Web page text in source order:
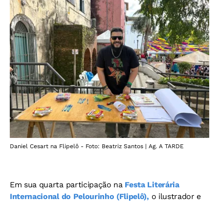
Daniel Cesart na Flipelô - Foto: Beatriz Santos | Ag. A TARDE
Em sua quarta participação na Festa Literária
Internacional do Pelourinho (Flipelô), o ilustrador e